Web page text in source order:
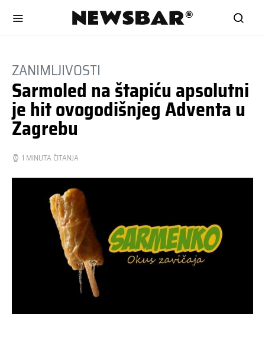
ZANIMLJIVOSTI
Sarmoled na štapiću apsolutni
je hit ovogodišnjeg Adventa u
Zagrebu
1 MINUTA ČITANJA